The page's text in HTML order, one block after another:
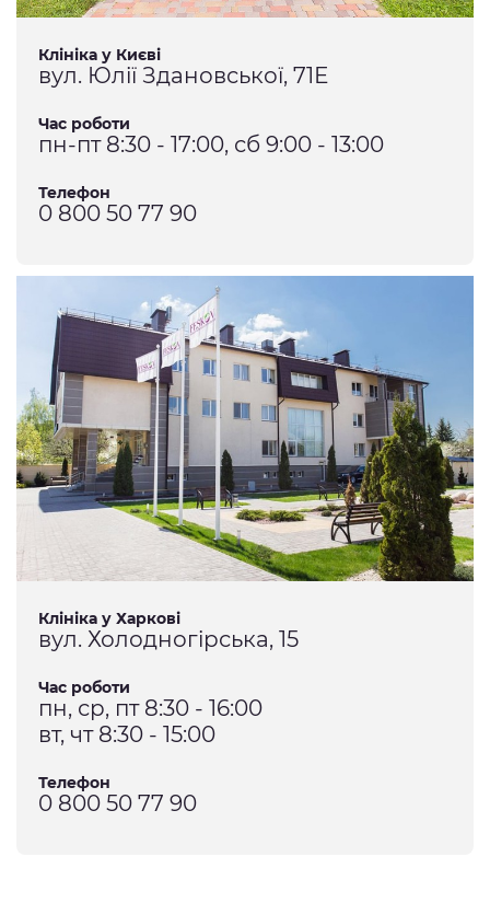
Клініка у Києві
вул. Юлії Здановської, 71Е
Час роботи
пн-пт 8:30 - 17:00, сб 9:00 - 13:00
Телефон
0 800 50 77 90
Клініка у Харкові
вул. Холодногірська, 15
Час роботи
пн, ср, пт 8:30 - 16:00
вт, чт 8:30 - 15:00
Телефон
0 800 50 77 90